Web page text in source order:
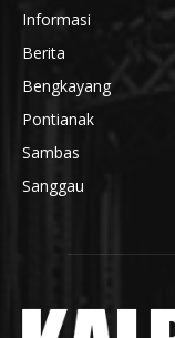
Informasi
Berita
Bengkayang
Pontianak
Sambas
Sanggau